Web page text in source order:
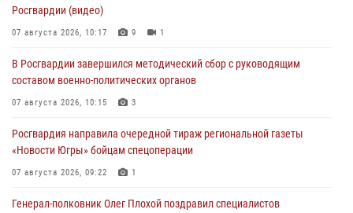
Росгвардии (видео)
07 августа 2026, 10:17 9 1
В Росгвардии завершился методический сбор с руководящим
составом военно-политических органов
07 августа 2026, 10:15 3
Росгвардия направила очередной тираж региональной газеты
«Новости Югры» бойцам спецоперации
07 августа 2026, 09:22 1
Генерал-полковник Олег Плохой поздравил специалистов